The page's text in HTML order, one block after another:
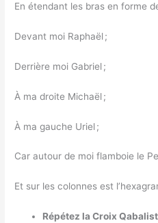
En étendant les bras en forme
Devant moi Raphaël ;
Derrière moi Gabriel ;
À ma droite Michaël ;
À ma gauche Uriel ;
Car autour de moi flamboie le
Et sur les colonnes est
Répétez la Croix